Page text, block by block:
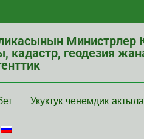
Министрлер
кадастр, геодезия
Укуктук ченемдик